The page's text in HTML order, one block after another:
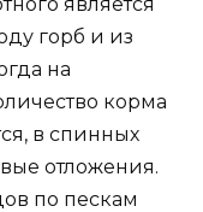
горб и из
на
корма
в спинных
отложения.
по пескам